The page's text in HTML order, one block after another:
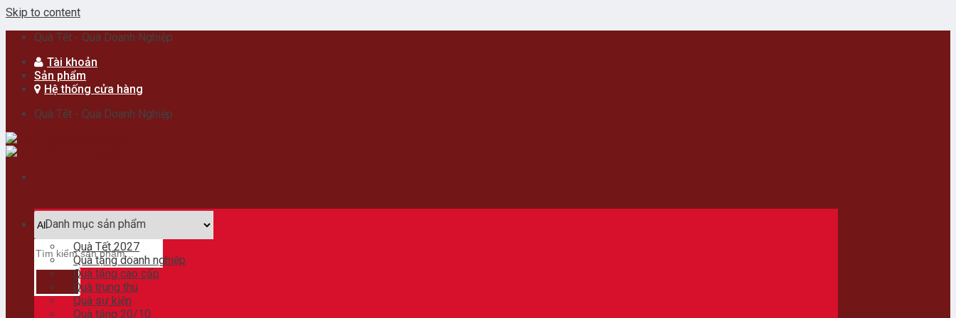
Skip to content
Quà Tết - Quà Doanh Nghiệp
Tài khoản
Sản phẩm
Hệ thống cửa hàng
Quà Tết - Quà Doanh Nghiệp
Danh mục sản phẩm
Quà Tết 2027
Quà tặng doanh nghiệp
Quà tặng cao cấp
Quà trung thu
Quà sự kiện
Quà tặng 20/10